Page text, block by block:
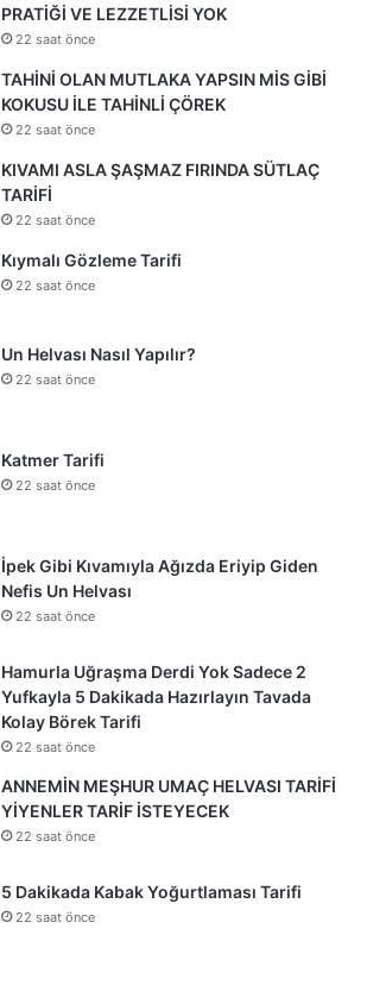
PRATİĞİ VE LEZZETLİSİ YOK
22 saat önce
TAHİNİ OLAN MUTLAKA YAPSIN MİS GİBİ
KOKUSU İLE TAHİNLİ ÇÖREK
22 saat önce
KIVAMI ASLA ŞAŞMAZ FIRINDA SÜTLAÇ
TARİFİ
22 saat önce
Kıymalı Gözleme Tarifi
22 saat önce
Un Helvası Nasıl Yapılır?
22 saat önce
Katmer Tarifi
22 saat önce
İpek Gibi Kıvamıyla Ağızda Eriyip Giden
Nefis Un Helvası
22 saat önce
Hamurla Uğraşma Derdi Yok Sadece 2
Yufkayla 5 Dakikada Hazırlayın Tavada
Kolay Börek Tarifi
22 saat önce
ANNEMİN MEŞHUR UMAÇ HELVASI TARİFİ
YİYENLER TARİF İSTEYECEK
22 saat önce
5 Dakikada Kabak Yoğurtlaması Tarifi
22 saat önce